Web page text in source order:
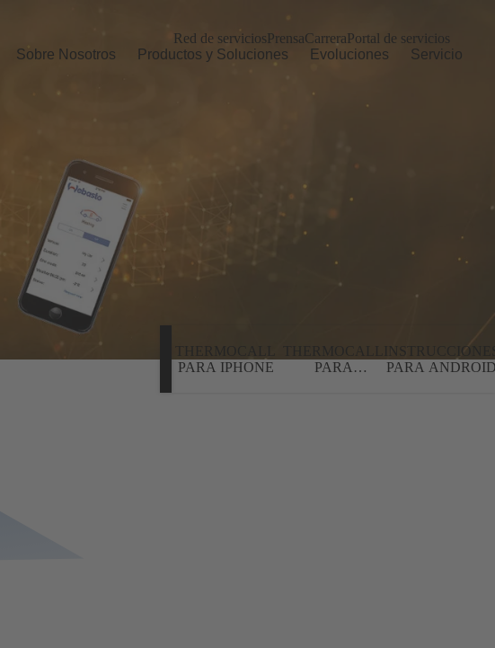
Sobre Nosotros Productos y Soluciones Evoluciones Servicio
Red de serviciosPrensaCarreraPortal de servicios
THERMOCALL
PARA IPHONE
THERMOCALL
PARA
PARA